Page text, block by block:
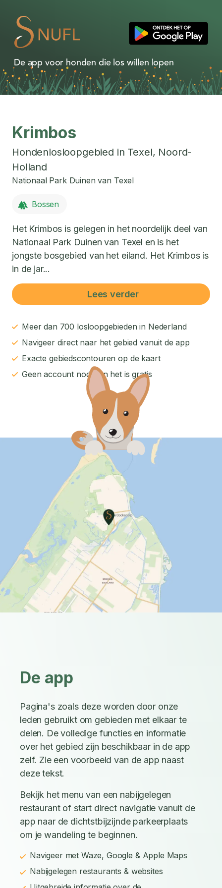
De app voor honden die los willen lopen
Krimbos
Hondenlosloopgebied in Texel, Noord-
Holland
Nationaal Park Duinen van Texel
Bossen
Het Krimbos is gelegen in het noordelijk deel van
Nationaal Park Duinen van Texel en is het
jongste bosgebied van het eiland. Het Krimbos is
in de jar...
Lees verder
Meer dan 700 losloopgebieden in Nederland
Navigeer direct naar het gebied vanuit de app
Exacte gebiedscontouren op de kaart
Geen account nodig en het is gratis
De app
Pagina's zoals deze worden door onze
leden gebruikt om gebieden met elkaar te
delen. De volledige functies en informatie
over het gebied zijn beschikbaar in de app
zelf. Zie een voorbeeld van de app naast
deze tekst.
Bekijk het menu van een nabijgelegen
restaurant of start direct navigatie vanuit de
app naar de dichtstbijzijnde parkeerplaats
om je wandeling te beginnen.
Navigeer met Waze, Google & Apple Maps
Nabijgelegen restaurants & websites